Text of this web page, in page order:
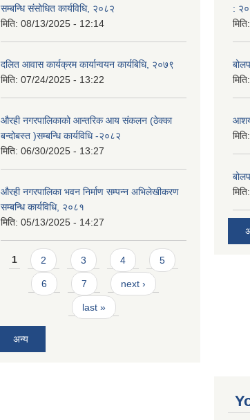
सम्बन्धि संसोधित कार्यविधि, २०८२
मिति: 08/13/2025 - 12:14
दलित आवास कार्यक्रम कार्यान्वयन कार्यबिधि, २०७९
मिति: 07/24/2025 - 13:22
औरही नगरपालिकाको आन्तरिक आय संकलन (ठेक्का
बन्दोबस्त )सम्बन्धि कार्यविधि -२०८२
मिति: 06/30/2025 - 13:27
औरही नगरपालिका भवन निर्माण सम्पन्न अभिलेखीकरण
सम्बन्धि कार्यविधि, २०८१
मिति: 05/13/2025 - 14:27
Pages
1 2 3 4 5
6 7 next ›
last »
अन्य
:
मिति:
मिति:
मिति:
मिति: